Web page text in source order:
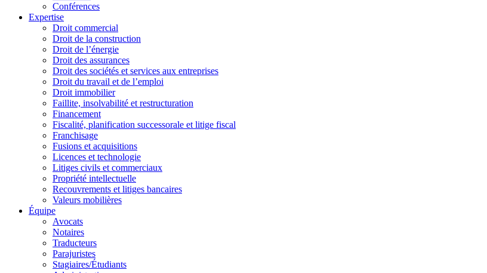
Conférences
Expertise
Droit commercial
Droit de la construction
Droit de l’énergie
Droit des assurances
Droit des sociétés et services aux entreprises
Droit du travail et de l’emploi
Droit immobilier
Faillite, insolvabilité et restructuration
Financement
Fiscalité, planification successorale et litige fiscal
Franchisage
Fusions et acquisitions
Licences et technologie
Litiges civils et commerciaux
Propriété intellectuelle
Recouvrements et litiges bancaires
Valeurs mobilières
Équipe
Avocats
Notaires
Traducteurs
Parajuristes
Stagiaires/Étudiants